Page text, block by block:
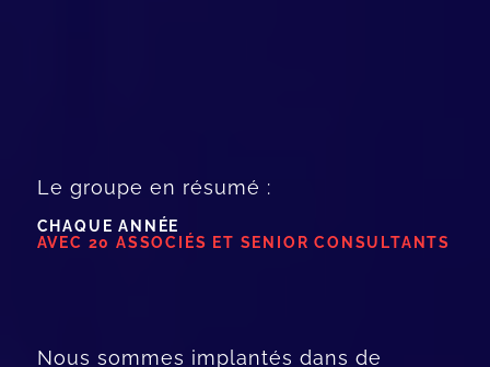
Le groupe en résumé :
CHAQUE ANNÉE
AVEC 20 ASSOCIÉS ET SENIOR CONSULTANTS
Nous sommes implantés dans de